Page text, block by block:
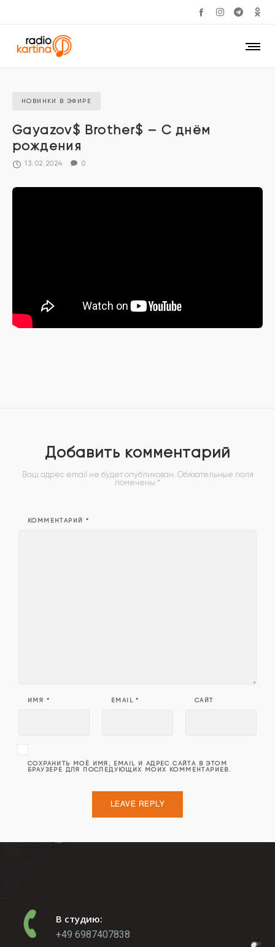
НОВИНКИ В ЭФИРЕ
Gayazov$ Brother$ – С днём
рождения
13.02.2024 0
Добавить комментарий
Ваш адрес email не будет опубликован. Обязательные поля
помечены *
КОММЕНТАРИЙ *
ИМЯ * EMAIL* САЙТ
СОХРАНИТЬ МОЁ ИМЯ, EMAIL И АДРЕС САЙТА В ЭТОМ
БРАУЗЕРЕ ДЛЯ ПОСЛЕДУЮЩИХ МОИХ КОММЕНТАРИЕВ.
В студию:
+49 6987407838